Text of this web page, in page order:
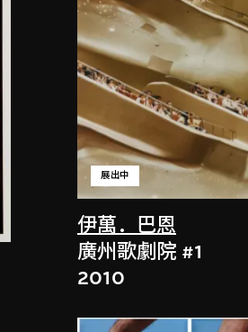
伊萬．巴恩
展出中
廣州歌劇院 #1
2010